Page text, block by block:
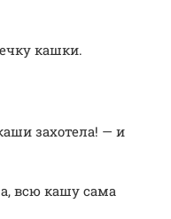
кашки.
захотела! — и
всю кашу сама